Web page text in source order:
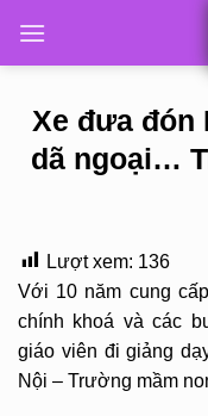
Xe đưa đón
dã ngoại…
Lượt xem: 136
Với 10 năm cung
chính khoá và các
giáo viên đi giảng
Nội – Trường mầm